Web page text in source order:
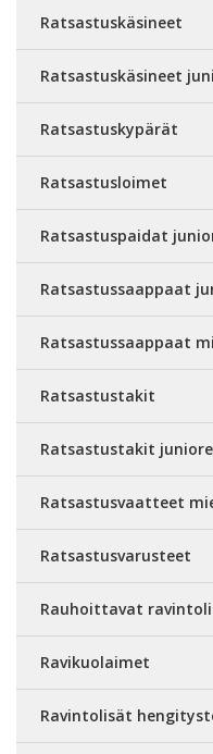
Ratsastuskäsineet
Ratsastuskäsineet
Ratsastuskypärät
Ratsastusloimet
Ratsastuspaidat
Ratsastussaappaat
Ratsastussaappaat
Ratsastustakit
Ratsastustakit
Ratsastusvaatteet
Ratsastusvarusteet
Rauhoittavat
Ravikuolaimet
Ravintolisät